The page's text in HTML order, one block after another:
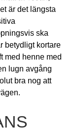
är det längsta
ska
betydligt kortare
med henne med
lugn avgång
bra nog att